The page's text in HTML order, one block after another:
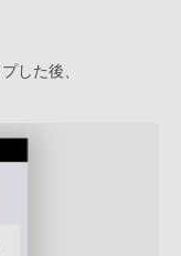
した後、